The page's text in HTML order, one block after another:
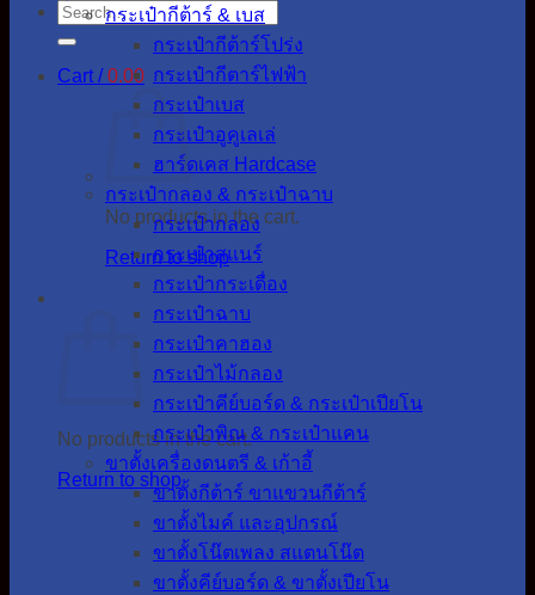
Search
for:
Cart /0.00
No products in the cart.
Return to shop
No products in the cart.
Return to shop
กระเป๋ากีต้าร์ & เบส
กระเป๋ากีต้าร์โปร่ง
กระเป๋ากีตาร์ไฟฟ้า
กระเป๋าเบส
กระเป๋าอูคูเลเล่
ฮาร์ดเคส Hardcase
กระเป๋ากลอง & กระเป๋าฉาบ
กระเป๋ากลอง
กระเป๋าสแนร์
กระเป๋ากระเดื่อง
กระเป๋าฉาบ
กระเป๋าคาฮอง
กระเป๋าไม้กลอง
กระเป๋าคีย์บอร์ด & กระเป๋าเปียโน
กระเป๋าพิณ & กระเป๋าแคน
ขาตั้งเครื่องดนตรี & เก้าอี้
ขาตั้งกีต้าร์ ขาแขวนกีต้าร์
ขาตั้งไมค์ และอุปกรณ์
ขาตั้งโน๊ตเพลง สแตนโน๊ต
ขาตั้งคีย์บอร์ด & ขาตั้งเปียโน